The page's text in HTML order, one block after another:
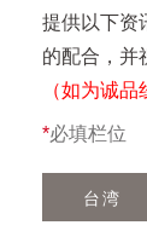
提供以下资
的配合，并
（如为诚
*必填栏位
台湾